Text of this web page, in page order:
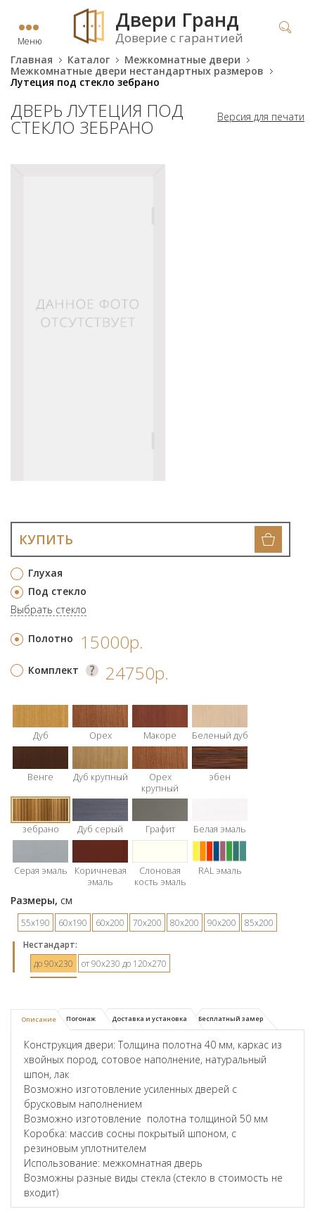
Меню
Двери Гранд
Доверие с гарантией
Главная Каталог
Межкомнатные двери
Межкомнатные двери нестандартных размеров
Лутеция под стекло зебрано
Версия для печати
ДВЕРЬ ЛУТЕЦИЯ ПОД
СТЕКЛО ЗЕБРАНО
Глухая
Под стекло
Выбрать стекло
КУПИТЬ
Полотно 15000р.
Комплект 24750р.
Дуб Орех Макоре Беленый дуб
Венге Дуб крупный
Орех
крупный
эбен
зебрано Дуб серый Графит Белая эмаль
Серая эмаль
Коричневая
эмаль
Слоновая
кость эмаль
RAL эмаль
Размеры, см
55х190 60х190 60х200 70х200 80х200 90х200
85х200
Hестандарт:
до 90х230
от 90х230 до 120х270
Описание Погонаж Доставка и установка Бесплатный замер
Конструкция двери: Толщина полотна 40 мм, каркас из
хвойных пород, сотовое наполнение, натуральный
шпон, лак
Возможно изготовление усиленных дверей с
брусковым наполнением
Возможно изготовление полотна толщиной 50 мм
Коробка: массив сосны покрытый шпоном, с
резиновым уплотнителем
Использование: межкомнатная дверь
Возможны разные виды стекла (стекло в стоимость не
входит)